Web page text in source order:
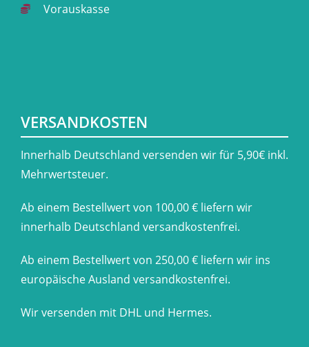
Vorauskasse
VERSANDKOSTEN
​Innerhalb Deutschland versenden wir für 5,90€ inkl.
Mehrwertsteuer.
Ab einem Bestellwert von 100,00 € liefern wir
innerhalb Deutschland versandkostenfrei.
Ab einem Bestellwert von 250,00 € liefern wir ins
europäische Ausland versandkostenfrei.
Wir versenden mit DHL und Hermes.